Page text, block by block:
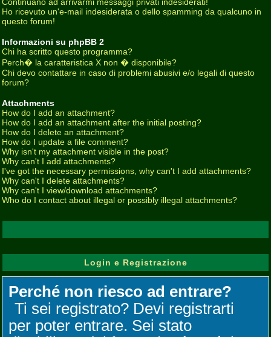
Ho ricevuto un'e-mail indesiderata o dello spamming da qualcuno in
questo forum!
Informazioni su phpBB 2
Chi ha scritto questo programma?
Perch� la caratteristica X non � disponibile?
Chi devo contattare in caso di problemi abusivi e/o legali di questo
forum?
Attachments
How do I add an attachment?
How do I add an attachment after the initial posting?
How do I delete an attachment?
How do I update a file comment?
Why isn't my attachment visible in the post?
Why can't I add attachments?
I've got the necessary permissions, why can't I add attachments?
Why can't I delete attachments?
Why can't I view/download attachments?
Who do I contact about illegal or possibly illegal attachments?
Login e Registrazione
Perché non riesco ad entrare?
Ti sei registrato? Devi registrarti
per poter entrare. Sei stato